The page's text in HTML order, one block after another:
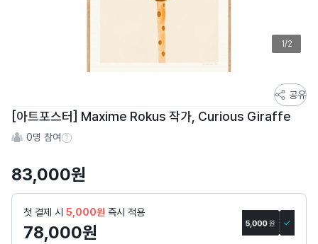
1/2
토
어
스
리
상
공유
[아트포스터] Maxime Rokus 작가, Curious Giraffe
0명 참여참여 수 정보
83,000원
첫 결제 시 5,000원 즉시 적용
78,000원